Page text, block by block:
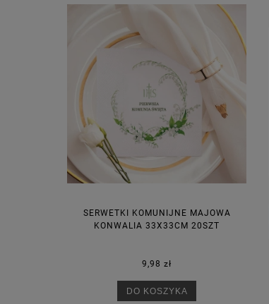
SERWETKI KOMUNIJNE MAJOWA
KONWALIA 33X33CM 20SZT
9,98 zł
DO KOSZYKA